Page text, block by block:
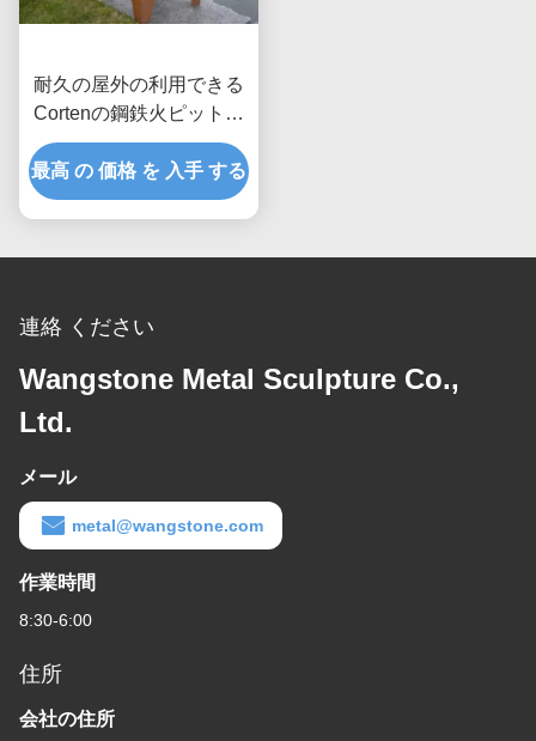
耐久の屋外の利用できる
Cortenの鋼鉄火ピットの
バーベキューによってカ
スタマイズされるサイズ
最高 の 価格 を 入手 する
連絡 ください
Wangstone Metal Sculpture Co.,
Ltd.
メール
metal@wangstone.com
作業時間
8:30-6:00
住所
会社の住所